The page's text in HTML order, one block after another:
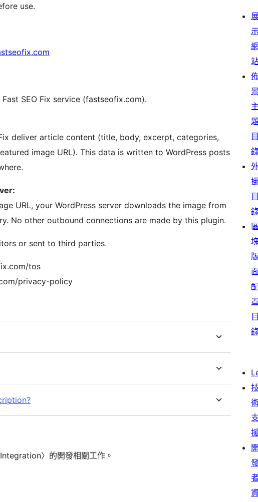
use.
SEO Fix service (fastseofix.com).
deliver article content (title, body, excerpt, categories,
image URL). This data is written to WordPress posts
URL, your WordPress server downloads the image from
No other outbound connections are made by this plugin.
or sent to third parties.
tos
privacy-policy
〉的開發相關工作。
網
景
主
目
目
區
版
置
目
技
支
開
資